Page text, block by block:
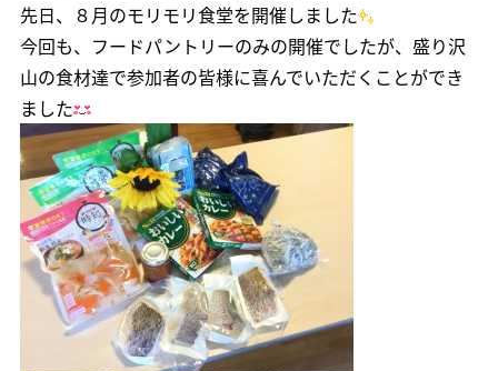
先日、８月のモリモリ食堂を開催しました
今回も、フードパントリーのみの開催でしたが、盛り沢
山の食材達で参加者の皆様に喜んでいただくことができ
ました